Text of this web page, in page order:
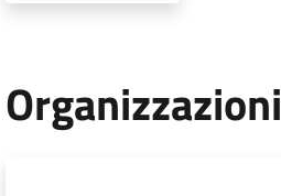
Organizzazioni